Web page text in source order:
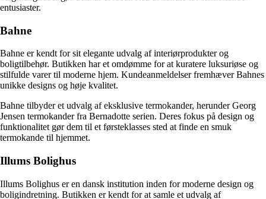
entusiaster.
Bahne
Bahne er kendt for sit elegante udvalg af interiørprodukter og
boligtilbehør. Butikken har et omdømme for at kuratere luksuriøse og
stilfulde varer til moderne hjem. Kundeanmeldelser fremhæver Bahnes
unikke designs og høje kvalitet.
Bahne tilbyder et udvalg af eksklusive termokander, herunder Georg
Jensen termokander fra Bernadotte serien. Deres fokus på design og
funktionalitet gør dem til et førsteklasses sted at finde en smuk
termokande til hjemmet.
Illums Bolighus
Illums Bolighus er en dansk institution inden for moderne design og
boligindretning. Butikken er kendt for at samle et udvalg af